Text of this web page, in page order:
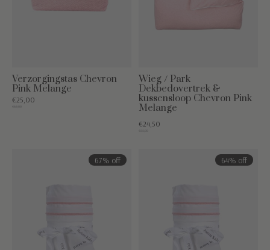
Verzorgingstas Chevron
Pink Melange
€25,00
€65,00
Wieg / Park
Dekbedovertrek &
kussensloop Chevron Pink
Melange
€24,50
€55,00
67% off 64% off